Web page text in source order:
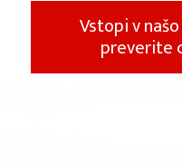
Vstopi v
preverite